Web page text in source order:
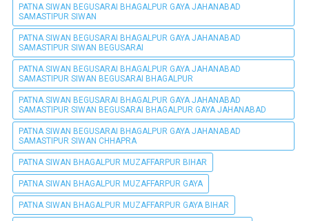
PATNA SIWAN BEGUSARAI BHAGALPUR GAYA JAHANABAD
SAMASTIPUR SIWAN
PATNA SIWAN BEGUSARAI BHAGALPUR GAYA JAHANABAD
SAMASTIPUR SIWAN BEGUSARAI
PATNA SIWAN BEGUSARAI BHAGALPUR GAYA JAHANABAD
SAMASTIPUR SIWAN BEGUSARAI BHAGALPUR
PATNA SIWAN BEGUSARAI BHAGALPUR GAYA JAHANABAD
SAMASTIPUR SIWAN BEGUSARAI BHAGALPUR GAYA JAHANABAD
PATNA SIWAN BEGUSARAI BHAGALPUR GAYA JAHANABAD
SAMASTIPUR SIWAN CHHAPRA
PATNA SIWAN BHAGALPUR MUZAFFARPUR BIHAR
PATNA SIWAN BHAGALPUR MUZAFFARPUR GAYA
PATNA SIWAN BHAGALPUR MUZAFFARPUR GAYA BIHAR